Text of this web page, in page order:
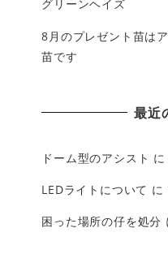
グリーンヘイズ
8月のプレゼント苗は
苗です
最近
ドーム型のアシスト に
LEDライトについて に
困った場所の仔を処分